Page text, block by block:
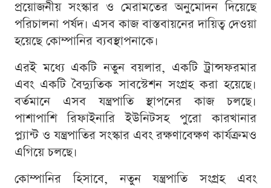
প্রয়োজনীয় সংস্কার ও মেরামতের অনুমোদন দিয়েছে
পরিচালনা পর্ষদ। এসব কাজ বাস্তবায়নের দায়িত্ব দেওয়া
হয়েছে কোম্পানির ব্যবস্থাপনাকে।
এরই মধ্যে একটি নতুন বয়লার, একটি ট্রান্সফরমার
এবং একটি বৈদ্যুতিক সাবস্টেশন সংগ্রহ করা হয়েছে।
বর্তমানে এসব যন্ত্রপাতি স্থাপনের কাজ চলছে।
পাশাপাশি রিফাইনারি ইউনিটসহ পুরো কারখানার
প্ল্যান্ট ও যন্ত্রপাতির সংস্কার এবং রক্ষণাবেক্ষণ কার্যক্রমও
এগিয়ে চলছে।
কোম্পানির হিসাবে, নতুন যন্ত্রপাতি সংগ্রহ এবং